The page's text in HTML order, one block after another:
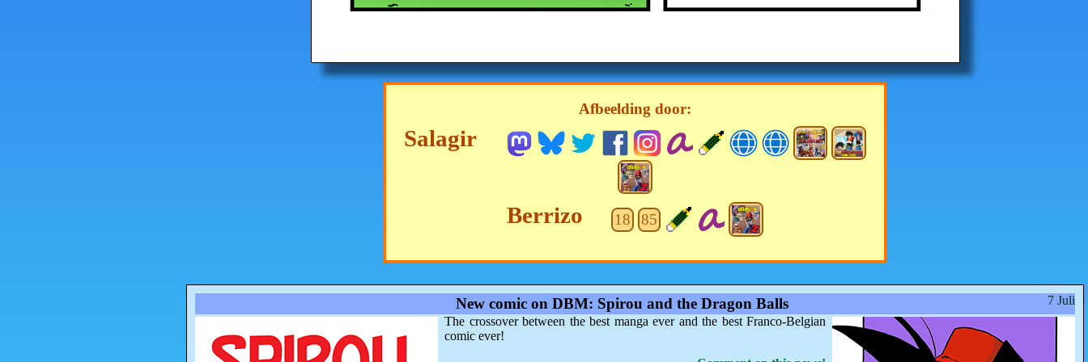
Afbeelding door:
Salagir
Berrizo 18 85
7 Juli
New comic on DBM: Spirou and the Dragon Balls
The crossover between the best manga ever and the best Franco-Belgian
comic ever!